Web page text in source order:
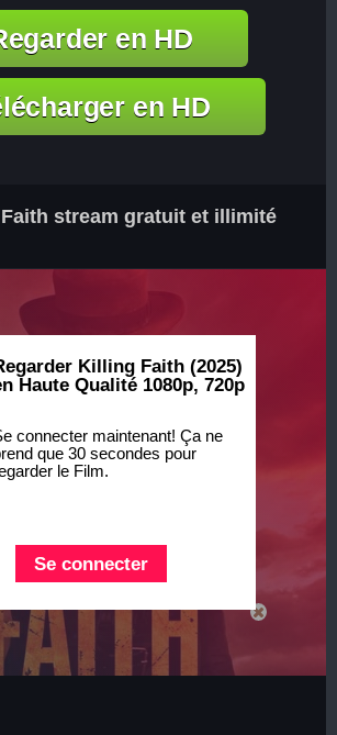
en HD
en HD
stream gratuit et illimité
Killing Faith (2025)
Haute Qualité 1080p, 720p
connecter maintenant! Ça ne
que 30 secondes pour
le Film.
Se connecter